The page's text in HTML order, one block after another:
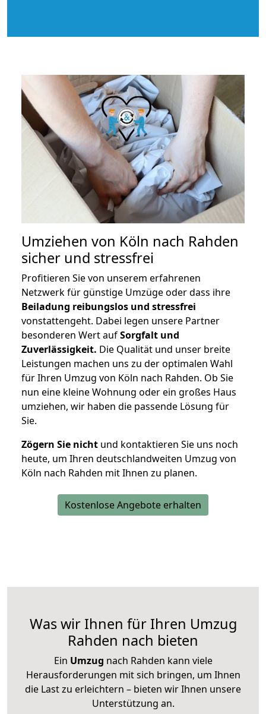
Umziehen von Köln nach Rahden
sicher und stressfrei
Profitieren Sie von unserem erfahrenen
Netzwerk für günstige Umzüge oder dass ihre
Beiladung reibungslos und stressfrei
vonstattengeht. Dabei legen unsere Partner
besonderen Wert aufSorgfalt und
Zuverlässigkeit. Die Qualität und unser breite
Leistungen machen uns zu der optimalen Wahl
für Ihren Umzug von Köln nach Rahden. Ob Sie
nun eine kleine Wohnung oder ein großes Haus
umziehen, wir haben die passende Lösung für
Sie.
Zögern Sie nicht und kontaktieren Sie uns noch
heute, um Ihren deutschlandweiten Umzug von
Köln nach Rahden mit Ihnen zu planen.
Kostenlose Angebote erhalten
Was wir Ihnen für Ihren Umzug
Rahden nach bieten
Ein Umzug nach Rahden kann viele
Herausforderungen mit sich bringen, um Ihnen
die Last zu erleichtern – bieten wir Ihnen unsere
Unterstützung an.